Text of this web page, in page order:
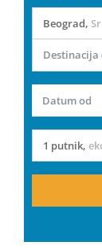
Beograd,
Datum od
1 putnik,